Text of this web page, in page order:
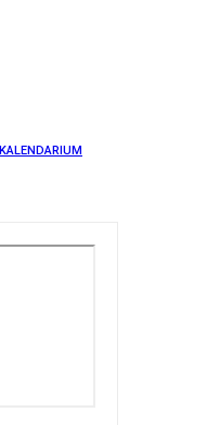
KALENDARIUM